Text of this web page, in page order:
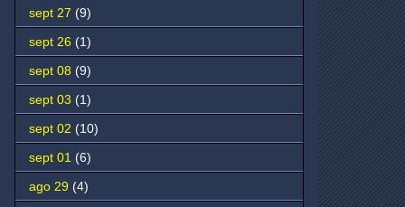
sept 27 (9)
sept 26 (1)
sept 08 (9)
sept 03 (1)
sept 02 (10)
sept 01 (6)
ago 29 (4)